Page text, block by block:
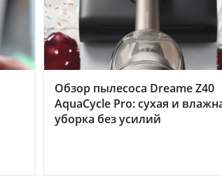
Обзор пылесоса Dreame Z40
AquaCycle Pro: сухая и
уборка без усилий